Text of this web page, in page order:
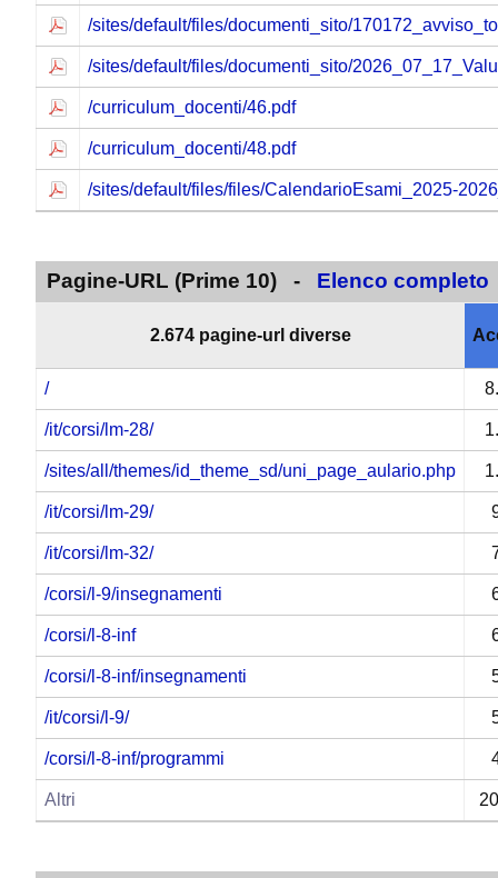
/sites/default/files/documenti_sito/
/sites/default/files/documenti_sito/
/curriculum_docenti/46.pdf
/curriculum_docenti/48.pdf
/sites/default/files/files/CalendarioEsami_2025-
Pagine-URL (Prime 10) - Elenco completo
2.674 pagine-url diverse
/
/it/corsi/lm-28/
/sites/all/themes/id_theme_sd/uni_page_aulario.php
/it/corsi/lm-29/
/it/corsi/lm-32/
/corsi/l-9/insegnamenti
/corsi/l-8-inf
/corsi/l-8-inf/insegnamenti
/it/corsi/l-9/
/corsi/l-8-inf/programmi
Altri